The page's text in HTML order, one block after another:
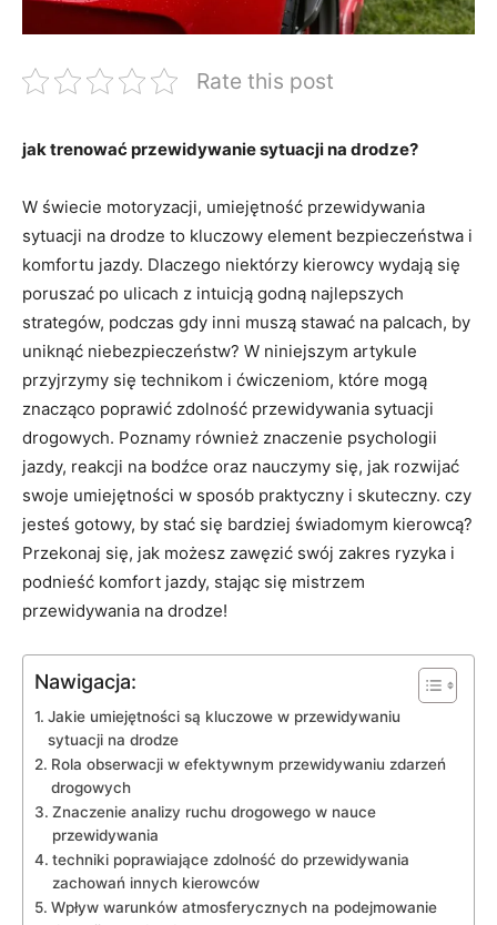
Rate this post
jak ⁤trenować przewidywanie sytuacji ⁤na drodze?
W świecie ⁤motoryzacji, ⁢umiejętność​ przewidywania
sytuacji⁢ na drodze ‍to kluczowy ​element bezpieczeństwa i
komfortu‌ jazdy. Dlaczego niektórzy‌ kierowcy wydają się
poruszać ​po ulicach z intuicją godną najlepszych
strategów, podczas ⁤gdy inni ⁤muszą stawać na palcach, by
uniknąć niebezpieczeństw? W ‌niniejszym artykule
przyjrzymy się technikom i ćwiczeniom, ‍które mogą
znacząco poprawić zdolność przewidywania ​sytuacji
drogowych. Poznamy ⁣również znaczenie psychologii
jazdy, reakcji na bodźce oraz ‍nauczymy się, jak​ rozwijać
swoje umiejętności w sposób praktyczny i ‍skuteczny. czy‍
jesteś gotowy, ⁢by stać ‌się bardziej świadomym​ kierowcą?
⁤Przekonaj się, jak możesz ⁤zawęzić swój ⁢zakres ryzyka i
‌podnieść komfort jazdy, ‍stając ‌się⁤ mistrzem
przewidywania‍ na drodze!
Nawigacja:
Jakie umiejętności ‌są ​kluczowe ⁢w ​przewidywaniu
sytuacji na drodze
Rola ‍obserwacji w efektywnym ⁣przewidywaniu‌ zdarzeń
drogowych
Znaczenie analizy ruchu drogowego w nauce
przewidywania
techniki‍ poprawiające zdolność ⁤do‍ przewidywania
⁣zachowań innych kierowców
Wpływ warunków ​atmosferycznych na podejmowanie